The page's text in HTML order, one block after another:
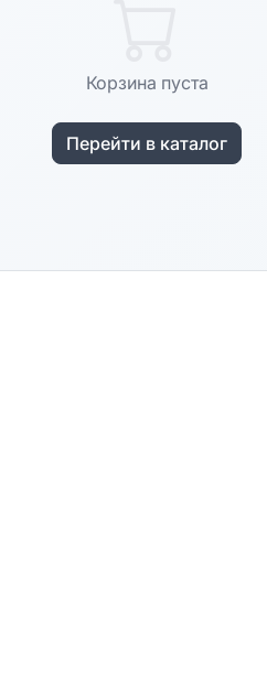
Корзина пуста
Перейти в каталог